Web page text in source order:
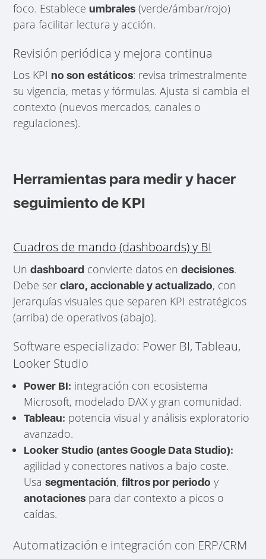
foco. Estableceumbrales (verde/ámbar/rojo)
para facilitar lectura y acción.
Revisión periódica y mejora continua
Los KPIno son estáticos: revisa trimestralmente
su vigencia, metas y fórmulas. Ajusta si cambia el
contexto (nuevos mercados, canales o
regulaciones).
Herramientas para medir y hacer
seguimiento de KPI
Cuadros de mando (dashboards) y BI
Undashboard convierte datos endecisiones.
Debe serclaro, accionable y actualizado, con
jerarquías visuales que separen KPI estratégicos
(arriba) de operativos (abajo).
Software especializado: Power BI, Tableau,
Looker Studio
Power BI: integración con ecosistema
Microsoft, modelado DAX y gran comunidad.
Tableau: potencia visual y análisis exploratorio
avanzado.
Looker Studio (antes Google Data Studio):
agilidad y conectores nativos a bajo coste.
Usasegmentación,filtros por periodo y
anotaciones para dar contexto a picos o
caídas.
Automatización e integración con ERP/CRM